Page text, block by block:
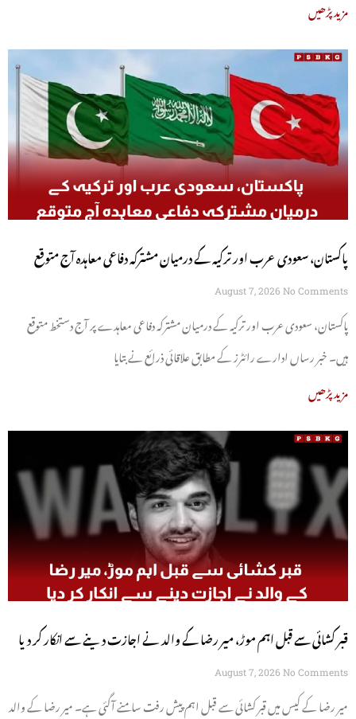
مزید پڑھیں
پاکستان، سعودی عرب اور ترکیہ کے درمیان مشترکہ دفاعی معاہدہ آج متوقع
August 7, 2026 No Comments
پاکستان، سعودی عرب اور ترکیہ کے درمیان مشترکہ دفاعی معاہدے پر آج دستخط متوقع
ہیں۔ خبر رساں ادارے رائٹرز کے مطابق علاقائی ذرائع نے بتایا
مزید پڑھیں
قبر کشائی سے قبل اہم موڑ، میر رضا کے والد نے اجازت دینے سے انکار کر دیا
August 7, 2026 No Comments
میر رضا کے کیس میں قبر کشائی سے قبل اہم پیش رفت سامنے آگئی ہے۔ میر رضا کے والد